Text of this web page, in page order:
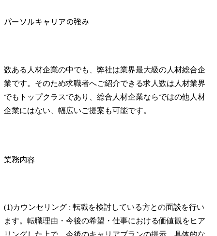
パーソルキャリアの強み
数ある人材企業の中でも、弊社は業界最大級の人材総合企
業です。そのため求職者へご紹介できる求人数は人材業界
でもトップクラスであり、総合人材企業ならではの他人材
企業にはない、幅広いご提案も可能です。
業務内容
(1)カウンセリング : 転職を検討している方との面談を行い
ます。転職理由・今後の希望・仕事における価値観をヒア